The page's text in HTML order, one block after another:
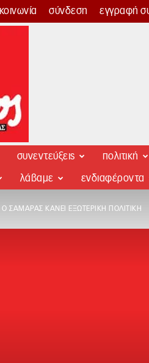
σύνδεση εγγραφή
συνεντεύξεις πολιτική
λάβαμε ενδιαφέροντα
Ο ΣΑΜΑΡΆΣ ΚΆΝΕΙ ΕΞΩΤΕΡΙΚΉ ΠΟΛΙΤΙΚΉ